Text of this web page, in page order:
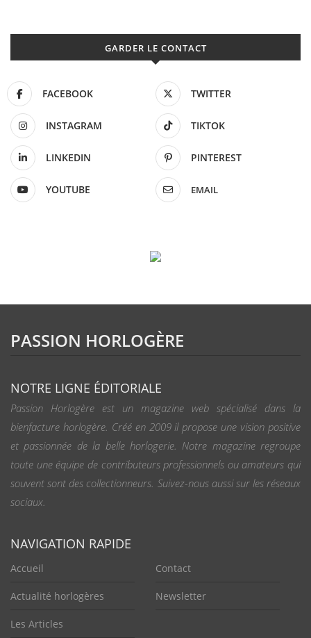
GARDER LE CONTACT
FACEBOOK TWITTER
INSTAGRAM TIKTOK
LINKEDIN PINTEREST
YOUTUBE EMAIL
PASSION HORLOGÈRE
NOTRE LIGNE ÉDITORIALE
Passion Horlogère est un magazine web spécialisé dans la
bienfacture horlogère. Créé en 2009 il propose une vision positive
et passionnée de la belle horlogerie. Notre magazine regroupe
toute une équipe de contributeurs professionnels ou amateurs qui
souvent sont des collectionneurs. Suivez-nous aussi sur les réseaux
sociaux.
NAVIGATION RAPIDE
Accueil
Actualité horlogères
Les Articles
Contact
Newsletter